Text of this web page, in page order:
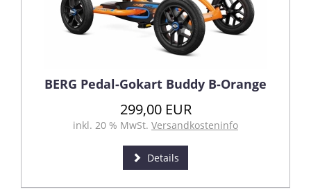
BERG Pedal-Gokart Buddy B-Orange
299,00 EUR
inkl. 20 % MwSt. Versandkosteninfo
Details